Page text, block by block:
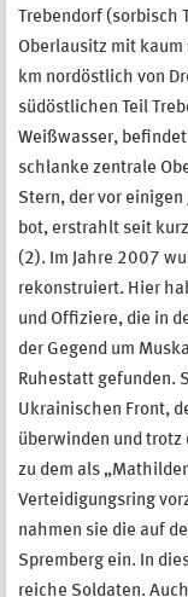
Trebendorf (sorbisch
Oberlausitz mit
km nordöstlich von
südöstlichen Teil
Weißwasser,
schlanke zentrale
Stern, der vor
bot, erstrahlt seit
(2). Im Jahre 2007
rekonstruiert. Hier
und Ofﬁziere, die in
der Gegend um
Ruhestatt gefunden.
Ukrainischen Front,
überwinden und
zu dem als
Verteidigungsring
nahmen sie die auf
Spremberg ein. In
reiche Soldaten.